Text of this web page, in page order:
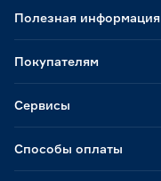
Способы оплаты
Полезная информация
Покупателям
Сервисы